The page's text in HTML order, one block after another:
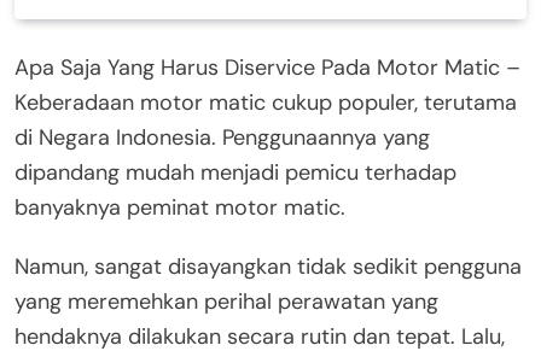
Apa Saja Yang Harus Diservice Pada Motor Matic –
Keberadaan motor matic cukup populer, terutama
di Negara Indonesia. Penggunaannya yang
dipandang mudah menjadi pemicu terhadap
banyaknya peminat motor matic.
Namun, sangat disayangkan tidak sedikit pengguna
yang meremehkan perihal perawatan yang
hendaknya dilakukan secara rutin dan tepat. Lalu,